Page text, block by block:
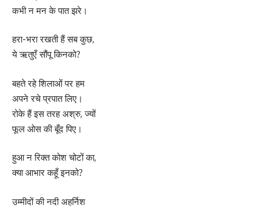
कभी न मन के पात झरे।
हरा-भरा रखती हैं सब कुछ,
ये ऋतुएँ सौंपू किनको?
बहते रहे शिलाओं पर हम
अपने रचे प्रपात लिए।
रोके हैं इस तरह अश्रु, ज्यों
फूल ओस की बूँद पिए।
हुआ न रिक्त कोश चोटों का,
क्या आभार कहूँ इनको?
उम्मीदों की नदी अहर्निश